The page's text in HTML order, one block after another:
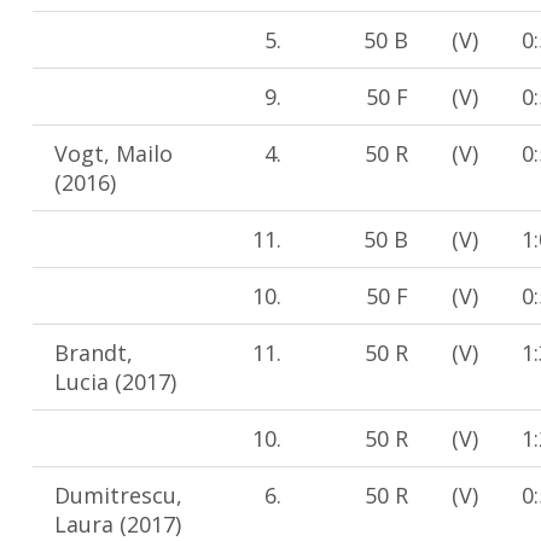
5. 50 B (V)
9.
50 F (V)
Vogt, Mailo
(2016)
4. 50 R (V)
11. 50 B (V)
10.
50 F (V)
Brandt,
Lucia (2017)
11. 50 R (V)
10. 50 R (V)
Dumitrescu,
Laura (2017)
6. 50 R (V)